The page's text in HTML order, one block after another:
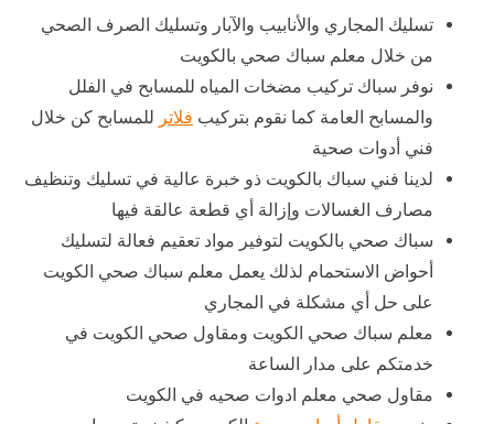
تسليك المجاري والأنابيب والآبار وتسليك الصرف الصحي
من خلال معلم سباك صحي بالكويت
نوفر سباك تركيب مضخات المياه للمسابح في الفلل
والمسابح العامة كما نقوم بتركيب فلاتر للمسابح كن خلال
فني أدوات صحية
لدينا فني سباك بالكويت ذو خبرة عالية في تسليك وتنظيف
مصارف الغسالات وإزالة أي قطعة عالقة فيها
سباك صحي بالكويت لتوفير مواد تعقيم فعالة لتسليك
أحواض الاستحمام لذلك يعمل معلم سباك صحي الكويت
على حل أي مشكلة في المجاري
معلم سباك صحي الكويت ومقاول صحي الكويت في
خدمتكم على مدار الساعة
مقاول صحي معلم ادوات صحيه في الكويت